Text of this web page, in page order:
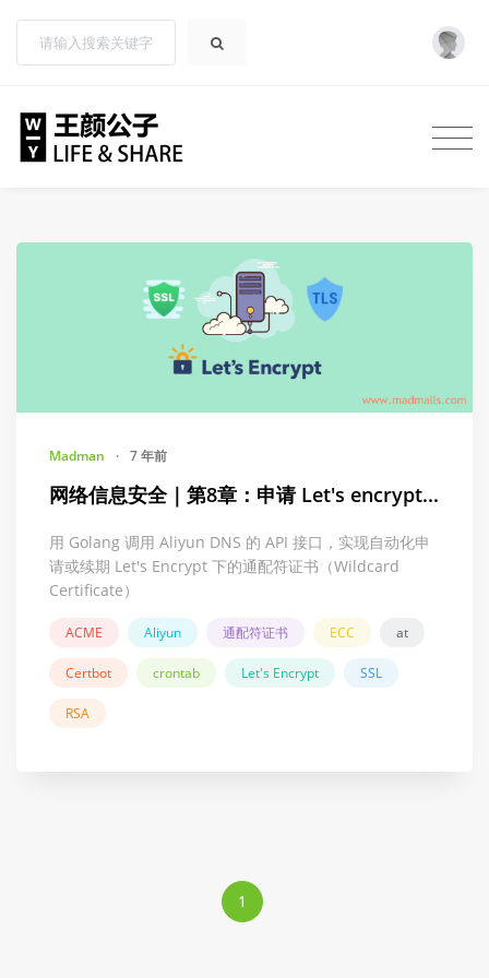
Madman · 7 年前
网络信息安全｜第8章：申请 Let's encrypt...
用 Golang 调用 Aliyun DNS 的 API 接口，实现自动化申
请或续期 Let's Encrypt 下的通配符证书（Wildcard
Certificate）
ACME Aliyun 通配符证书 ECC at
Certbot crontab Let's Encrypt SSL
RSA
1